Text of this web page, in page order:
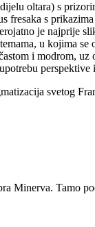
oltara) s
s
je najprije
u kojima se
i modrom,
svetog
Minerva. Tamo